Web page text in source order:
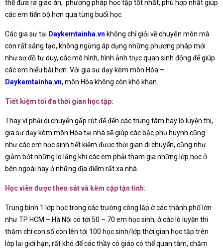
thể đưa ra giáo án, phương pháp học tập tốt nhất, phù hợp nhất giúp
các em tiến bộ hơn qua từng buổi học.
Các gia sư tại Daykemtainha.vn không chỉ giỏi về chuyên môn mà
còn rất sáng tạo, không ngừng áp dụng những phương pháp mới
như sơ đồ tư duy, các mô hình, hình ảnh trực quan sinh động để giúp
các em hiểu bài hơn. Với gia sư dạy kèm môn Hóa –
Daykemtainha.vn, môn Hóa không còn khô khan.
Tiết kiệm tối đa thời gian học tập:
Thay vì phải di chuyển gấp rút để đến các trung tâm hay lò luyện thi,
gia sư dạy kèm môn Hóa tại nhà sẽ giúp các bậc phụ huynh cũng
như các em học sinh tiết kiệm được thời gian di chuyển, cũng như
giảm bớt những lo lắng khi các em phải tham gia những lớp học ở
bên ngoài hay ở những địa điểm rất xa nhà.
Học viên được theo sát và kèm cặp tận tình:
Trung bình 1 lớp học trong các trường công lập ở các thành phố lớn
như TP HCM – Hà Nội có tới 50 – 70 em học sinh, ở các lò luyện thi
thậm chí con số còn lên tới 100 học sinh/lớp thời gian học tập trên
lớp lại giới hạn, rất khó để các thầy cô giáo có thể quan tâm, chăm